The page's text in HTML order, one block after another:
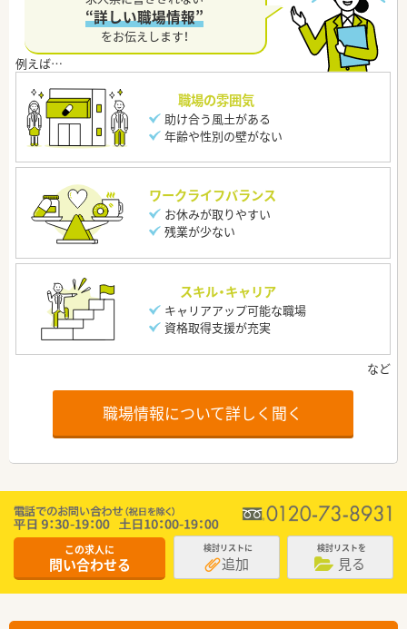
“詳しい職場情報”
をお伝えします！
職場の雰囲気
助け合う風土がある
年齢や性別の壁がない
ワークライフバランス
お休みが取りやすい
残業が少ない
スキル・キャリア
キャリアアップ可能な職場
資格取得支援が充実
職場情報について詳しく聞く
この求人に
問い合わせる
検討リストに
追加
検討リストを
見る